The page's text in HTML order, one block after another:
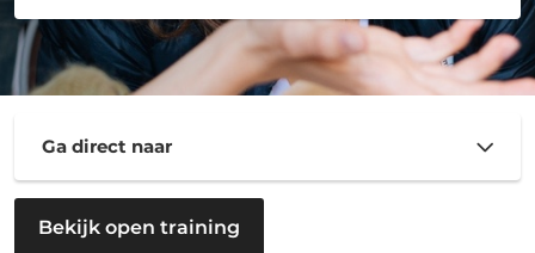
Ga direct naar
Bekijk open training